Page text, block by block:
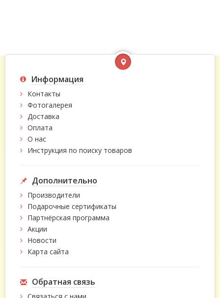
Информация
Контакты
Фотогалерея
Доставка
Оплата
О нас
Инструкция по поиску товаров
Дополнительно
Производители
Подарочные сертификаты
Партнёрская программа
Акции
Новости
Карта сайта
Обратная связь